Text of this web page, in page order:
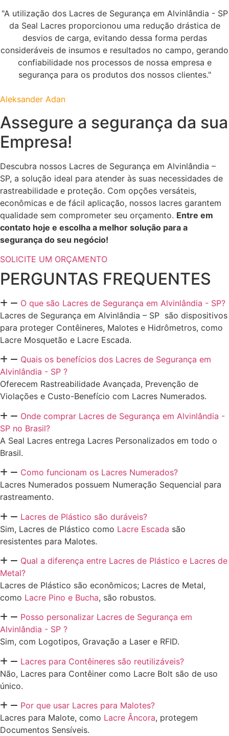
"A utilização dos Lacres de Segurança em Alvinlândia - SP
da Seal Lacres proporcionou uma redução drástica de
desvios de carga, evitando dessa forma perdas
consideráveis de insumos e resultados no campo, gerando
confiabilidade nos processos de nossa empresa e
segurança para os produtos dos nossos clientes."
Aleksander Adan
Assegure a segurança da sua
Empresa!
Descubra nossos Lacres de Segurança em Alvinlândia –
SP, a solução ideal para atender às suas necessidades de
rastreabilidade e proteção. Com opções versáteis,
econômicas e de fácil aplicação, nossos lacres garantem
qualidade sem comprometer seu orçamento. Entre em
contato hoje e escolha a melhor solução para a
segurança do seu negócio!
SOLICITE UM ORÇAMENTO
PERGUNTAS FREQUENTES
O que são Lacres de Segurança em Alvinlândia - SP?
Lacres de Segurança em Alvinlândia – SP são dispositivos
para proteger Contêineres, Malotes e Hidrômetros, como
Lacre Mosquetão e Lacre Escada.
Quais os benefícios dos Lacres de Segurança em
Alvinlândia - SP ?
Oferecem Rastreabilidade Avançada, Prevenção de
Violações e Custo-Benefício com Lacres Numerados.
Onde comprar Lacres de Segurança em Alvinlândia -
SP no Brasil?
A Seal Lacres entrega Lacres Personalizados em todo o
Brasil.
Como funcionam os Lacres Numerados?
Lacres Numerados possuem Numeração Sequencial para
rastreamento.
Lacres de Plástico são duráveis?
Sim, Lacres de Plástico como Lacre Escada são
resistentes para Malotes.
Qual a diferença entre Lacres de Plástico e Lacres de
Metal?
Lacres de Plástico são econômicos; Lacres de Metal,
como Lacre Pino e Bucha, são robustos.
Posso personalizar Lacres de Segurança em
Alvinlândia - SP ?
Sim, com Logotipos, Gravação a Laser e RFID.
Lacres para Contêineres são reutilizáveis?
Não, Lacres para Contêiner como Lacre Bolt são de uso
único.
Por que usar Lacres para Malotes?
Lacres para Malote, como Lacre Âncora, protegem
Documentos Sensíveis.